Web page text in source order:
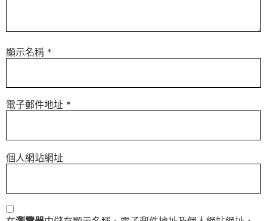
顯示名稱 *
電子郵件地址 *
個人網站網址